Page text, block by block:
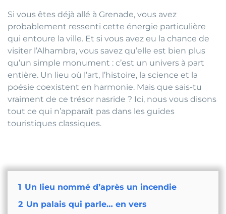
Si vous êtes déjà allé à Grenade, vous avez
probablement ressenti cette énergie particulière
qui entoure la ville. Et si vous avez eu la chance de
visiter l’Alhambra, vous savez qu’elle est bien plus
qu’un simple monument : c’est un univers à part
entière. Un lieu où l’art, l’histoire, la science et la
poésie coexistent en harmonie. Mais que sais-tu
vraiment de ce trésor nasride ? Ici, nous vous disons
tout ce qui n’apparaît pas dans les guides
touristiques classiques.
1 Un lieu nommé d’après un incendie
2 Un palais qui parle… en vers